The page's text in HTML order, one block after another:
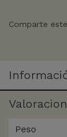
Comparte
Peso